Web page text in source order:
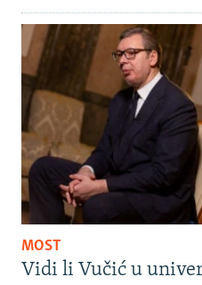
MOST
Vidi li Vučić u